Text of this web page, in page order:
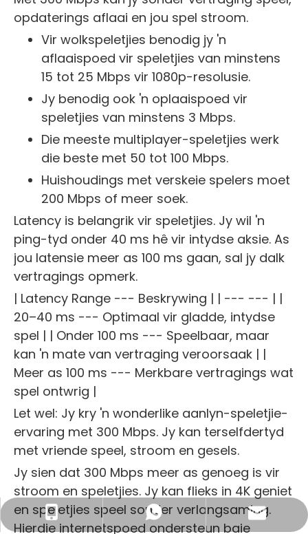
opdaterings aflaai en jou spel stroom.
Vir wolkspeletjies benodig jy 'n
aflaaispoed vir speletjies van minstens
15 tot 25 Mbps vir 1080p-resolusie.
Jy benodig ook 'n oplaaispoed vir
speletjies van minstens 3 Mbps.
Die meeste multiplayer-speletjies werk
die beste met 50 tot 100 Mbps.
Huishoudings met verskeie spelers moet
200 Mbps of meer soek.
Latency is belangrik vir speletjies. Jy wil 'n
ping-tyd onder 40 ms hê vir intydse aksie. As
jou latensie meer as 100 ms gaan, sal jy dalk
vertragings opmerk.
| Latency Range --- Beskrywing | | --- --- | |
20–40 ms --- Optimaal vir gladde, intydse
spel | | Onder 100 ms --- Speelbaar, maar
kan 'n mate van vertraging veroorsaak | |
Meer as 100 ms --- Merkbare vertragings wat
spel ontwrig |
Let wel: Jy kry 'n wonderlike aanlyn-speletjie-
ervaring met 300 Mbps. Jy kan terselfdertyd
met vriende speel, stroom en gesels.
Jy sien dat 300 Mbps meer as genoeg is vir
stroom en speletjies. Jy kan flieks in 4K geniet
en speletjies speel sonder verlangsaming.
Hierdie internetspoed ondersteun baie
+86- 13923714138
+86 13923714138
Besigheid E-pos: sales@lb-link.com